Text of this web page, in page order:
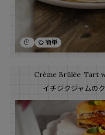
簡単
Crème Brûlée Tart
イチジクジャムの